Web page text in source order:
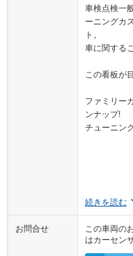
車検点検一
ーニングカ
ト。
車に関する
この看板
ファミリー
ンナップ!
チューニン
続きを読む
お問合せ
この車両の
はカーセン